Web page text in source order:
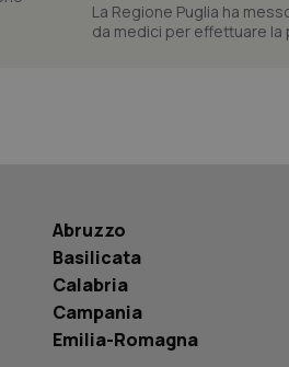
La Regione Puglia ha
da medici per effettuare la
Abruzzo
Basilicata
Calabria
Campania
Emilia-Romagna